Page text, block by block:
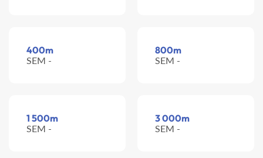
400m
SEM -
800m
SEM -
1 500m
SEM -
3 000m
SEM -